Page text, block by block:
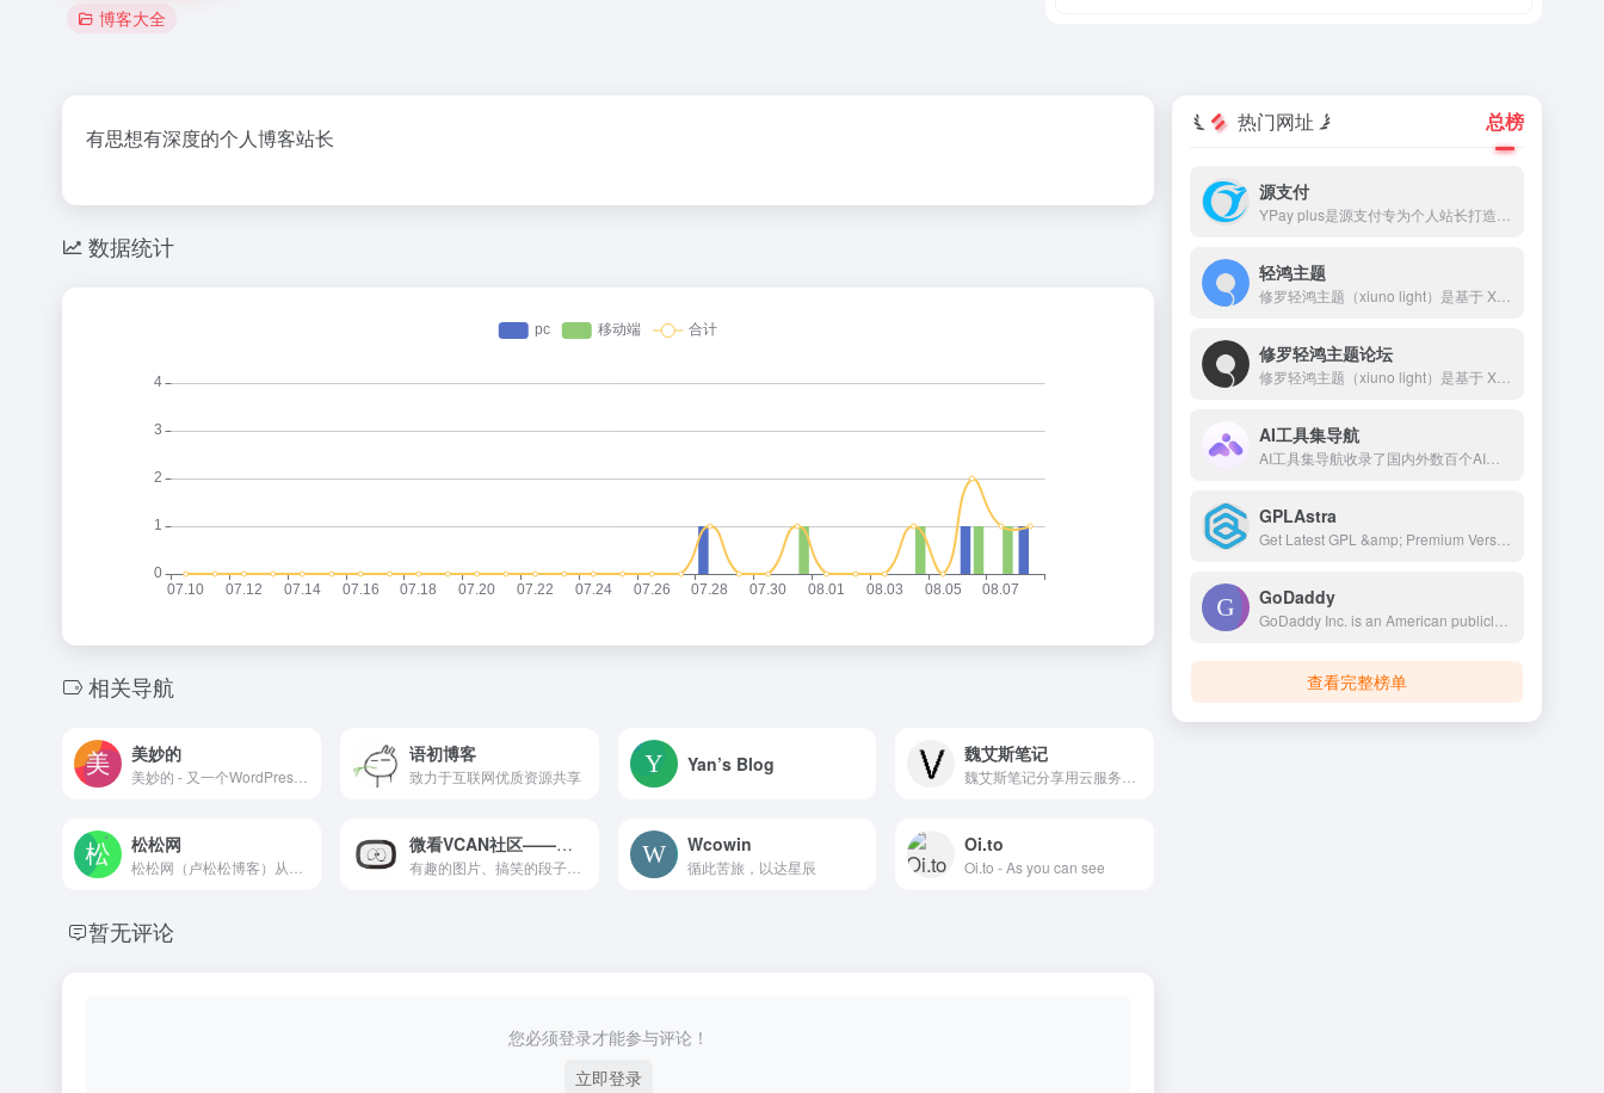
博客大全
有思想有深度的个人博客站长
数据统计
相关导航
美妙的 语初博客
致力于互联网优质资源共享
Yan’s Blog 魏艾斯笔记
松松网 微看VCAN社区——每天都有开心生活
有趣的图片、搞笑的段子、萌宠萌娃、经典文摘，在这里，有很多一起开心畅聊的有志青年。
Wcowin
循此苦旅，以达星辰
Oi.to
Oi.to - As you can see
暂无评论
您必须登录才能参与评论！
立即登录
热门网址 总榜
源支付
轻鸿主题
修罗轻鸿主题论坛
AI工具集导航
GPLAstra
GoDaddy
查看完整榜单